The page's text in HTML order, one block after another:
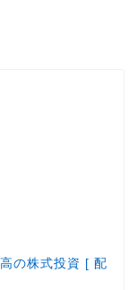
の株式投資 [ 配